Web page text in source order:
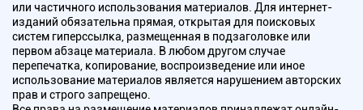
или частичного использования материалов. Для интернет-
изданий обязательна прямая, открытая для поисковых
систем гиперссылка, размещенная в подзаголовке или
первом абзаце материала. В любом другом случае
перепечатка, копирование, воспроизведение или иное
использование материалов является нарушением авторских
прав и строго запрещено.